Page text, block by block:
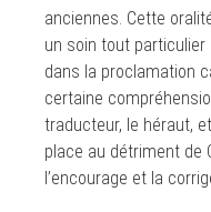
anciennes. Cette
un soin tout
dans la proclamation
certaine
traducteur, le héraut,
place au détriment de
l’encourage et la